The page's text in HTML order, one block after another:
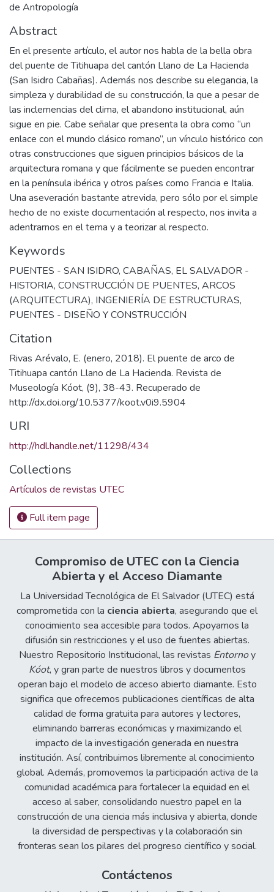
de Antropología
Abstract
En el presente artículo, el autor nos habla de la bella obra
del puente de Titihuapa del cantón Llano de La Hacienda
(San Isidro Cabañas). Además nos describe su elegancia, la
simpleza y durabilidad de su construcción, la que a pesar de
las inclemencias del clima, el abandono institucional, aún
sigue en pie. Cabe señalar que presenta la obra como “un
enlace con el mundo clásico romano”, un vínculo histórico con
otras construcciones que siguen principios básicos de la
arquitectura romana y que fácilmente se pueden encontrar
en la península ibérica y otros países como Francia e Italia.
Una aseveración bastante atrevida, pero sólo por el simple
hecho de no existe documentación al respecto, nos invita a
adentrarnos en el tema y a teorizar al respecto.
Keywords
PUENTES - SAN ISIDRO, CABAÑAS, EL SALVADOR -
HISTORIA, CONSTRUCCIÓN DE PUENTES, ARCOS
(ARQUITECTURA), INGENIERÍA DE ESTRUCTURAS,
PUENTES - DISEÑO Y CONSTRUCCIÓN
Citation
Rivas Arévalo, E. (enero, 2018). El puente de arco de
Titihuapa cantón Llano de La Hacienda. Revista de
Museología Kóot, (9), 38-43. Recuperado de
http://dx.doi.org/10.5377/koot.v0i9.5904
URI
http://hdl.handle.net/11298/434
Collections
Artículos de revistas UTEC
Full item page
Compromiso de UTEC con la Ciencia
Abierta y el Acceso Diamante
La Universidad Tecnológica de El Salvador (UTEC) está
comprometida con la ciencia abierta, asegurando que el
conocimiento sea accesible para todos. Apoyamos la
difusión sin restricciones y el uso de fuentes abiertas.
Nuestro Repositorio Institucional, las revistas Entornoy
Kóot, y gran parte de nuestros libros y documentos
operan bajo el modelo de acceso abierto diamante. Esto
significa que ofrecemos publicaciones científicas de alta
calidad de forma gratuita para autores y lectores,
eliminando barreras económicas y maximizando el
impacto de la investigación generada en nuestra
institución. Así, contribuimos libremente al conocimiento
global. Además, promovemos la participación activa de la
comunidad académica para fortalecer la equidad en el
acceso al saber, consolidando nuestro papel en la
construcción de una ciencia más inclusiva y abierta, donde
la diversidad de perspectivas y la colaboración sin
fronteras sean los pilares del progreso científico y social.
Contáctenos